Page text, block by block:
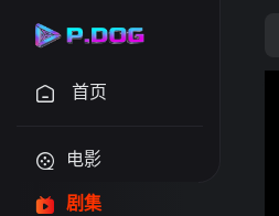
首页
电影
剧集